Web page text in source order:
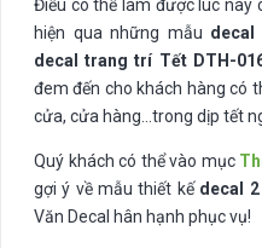
Điều có thể làm được lúc này
hiện qua những mẫu
decal trang trí Tết DTH-
đem đến cho khách hàng có
cửa, cửa hàng…trong dịp tết
Quý khách có thể vào mục
gợi ý về mẫu thiết kế decal
Văn Decal hân hạnh phục vụ!